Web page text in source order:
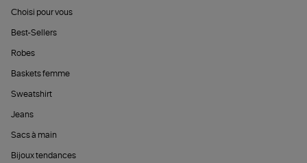
Choisi pour vous
Best-Sellers
Robes
Baskets femme
Sweatshirt
Jeans
Sacs à main
Bijoux tendances